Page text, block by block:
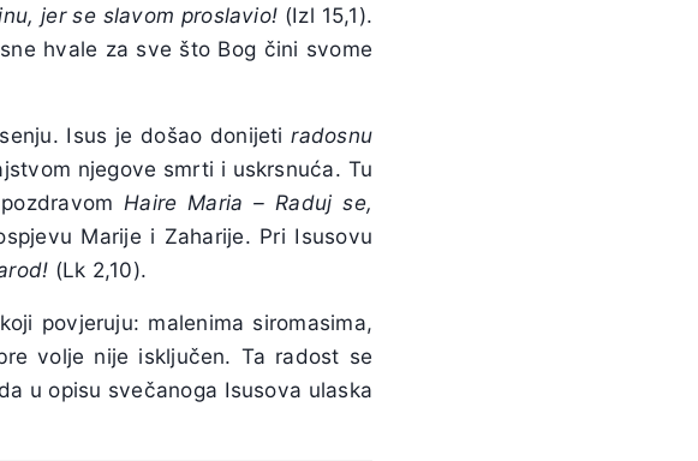
jer se slavom proslavio! (Izl 15,1).
hvale za sve što Bog čini svome
Isus je došao donijetiradosnu
njegove smrti i uskrsnuća. Tu
Haire Maria – Raduj se,
Marije i Zaharije. Pri Isusovu
(Lk 2,10).
povjeruju: malenima siromasima,
volje nije isključen. Ta radost se
u opisu svečanoga Isusova ulaska